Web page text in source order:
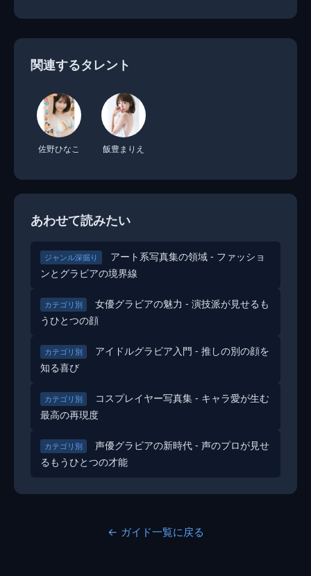
関連するタレント
佐野ひなこ 飯豊まりえ
あわせて読みたい
ジャンル深掘り
アート系写真集の領域 - ファッショ
ンとグラビアの境界線
カテゴリ別
女優グラビアの魅力 - 演技派が見せるも
うひとつの顔
カテゴリ別
アイドルグラビア入門 - 推しの別の顔を
知る喜び
カテゴリ別
コスプレイヤー写真集 - キャラ愛が生む
最高の再現度
カテゴリ別
声優グラビアの新時代 - 声のプロが見せ
るもうひとつの才能
← ガイド一覧に戻る